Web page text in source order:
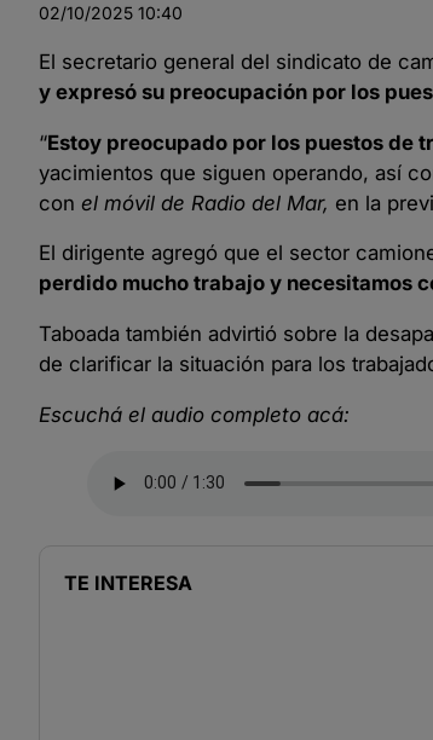
02/10/2025 10:40
El secretario general del sindicato de
y expresó su preocupación por los
“Estoy preocupado por los puestos de
yacimientos que siguen operando, así
con el móvil de Radio del Mar, en la
El dirigente agregó que el sector
perdido mucho trabajo y necesitamos
Taboada también advirtió sobre la
de clarificar la situación para los
Escuchá el audio completo acá:
TE INTERESA